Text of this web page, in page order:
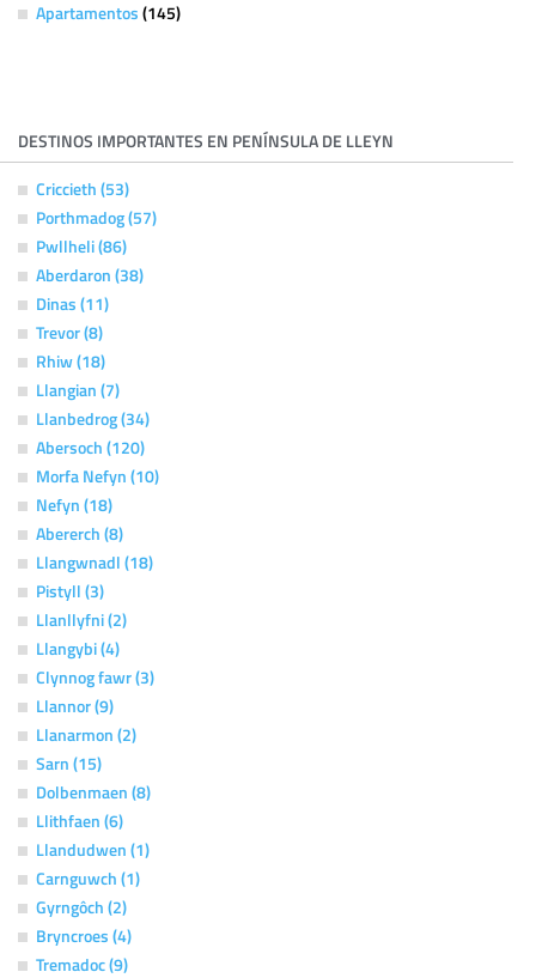
Apartamentos (145)
DESTINOS IMPORTANTES EN PENÍNSULA DE LLEYN
Criccieth (53)
Porthmadog (57)
Pwllheli (86)
Aberdaron (38)
Dinas (11)
Trevor (8)
Rhiw (18)
Llangian (7)
Llanbedrog (34)
Abersoch (120)
Morfa Nefyn (10)
Nefyn (18)
Abererch (8)
Llangwnadl (18)
Pistyll (3)
Llanllyfni (2)
Llangybi (4)
Clynnog fawr (3)
Llannor (9)
Llanarmon (2)
Sarn (15)
Dolbenmaen (8)
Llithfaen (6)
Llandudwen (1)
Carnguwch (1)
Gyrngôch (2)
Bryncroes (4)
Tremadoc (9)